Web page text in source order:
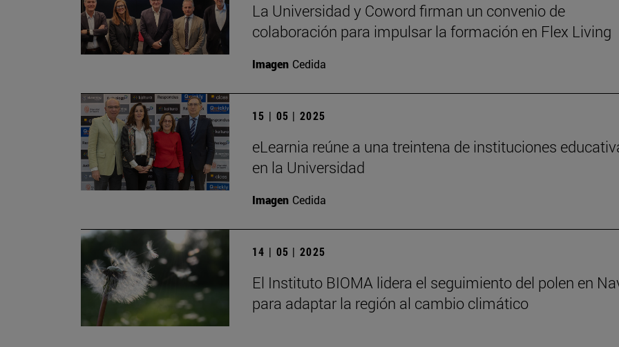
La Universidad y Coword firman un convenio de
colaboración para impulsar la formación en Flex Living
Imagen Cedida
15 | 05 | 2025
eLearnia reúne a una treintena de instituciones
en la Universidad
Imagen Cedida
14 | 05 | 2025
El Instituto BIOMA lidera el seguimiento del polen en
para adaptar la región al cambio climático